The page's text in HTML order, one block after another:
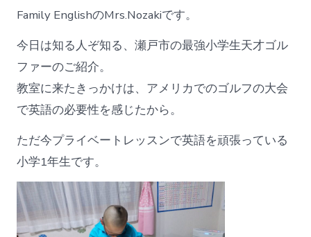
Family EnglishのMrs.Nozakiです。
今日は知る人ぞ知る、瀬戸市の最強小学生天才ゴル
ファーのご紹介。
教室に来たきっかけは、アメリカでのゴルフの大会
で英語の必要性を感じたから。
ただ今プライベートレッスンで英語を頑張っている
小学1年生です。